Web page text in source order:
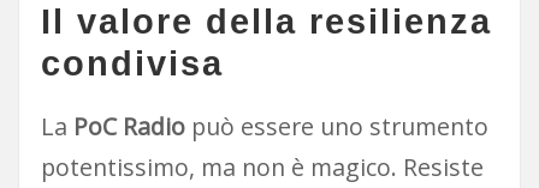
Il valore della resilienza
condivisa
La PoC Radiopuò essere uno strumento
potentissimo, ma non è magico. Resiste